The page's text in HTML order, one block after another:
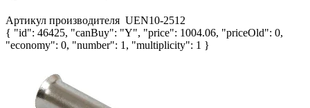
Артикул производителя UEN10-2512
{ "id": 46425, "canBuy": "Y", "price": 1004.06, "priceOld": 0,
"economy": 0, "number": 1, "multiplicity": 1 }